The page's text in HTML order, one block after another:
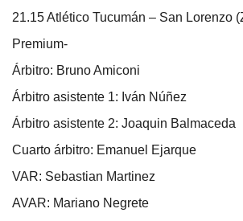
21.15 Atlético Tucumán – San Lorenzo
Premium-
Árbitro: Bruno Amiconi
Árbitro asistente 1: Iván Núñez
Árbitro asistente 2: Joaquin Balmaceda
Cuarto árbitro: Emanuel Ejarque
VAR: Sebastian Martinez
AVAR: Mariano Negrete